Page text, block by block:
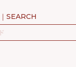
SEARCH